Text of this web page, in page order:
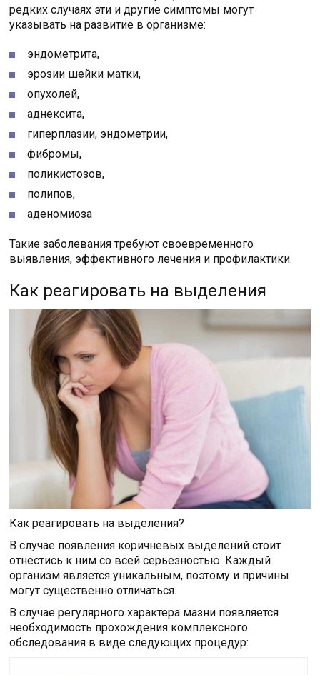
редких случаях эти и другие симптомы могут
указывать на развитие в организме:
эндометрита,
эрозии шейки матки,
опухолей,
аднексита,
гиперплазии, эндометрии,
фибромы,
поликистозов,
полипов,
аденомиоза
Такие заболевания требуют своевременного
выявления, эффективного лечения и профилактики.
Как реагировать на выделения
Как реагировать на выделения?
В случае появления коричневых выделений стоит
отнестись к ним со всей серьезностью. Каждый
организм является уникальным, поэтому и причины
могут существенно отличаться.
В случае регулярного характера мазни появляется
необходимость прохождения комплексного
обследования в виде следующих процедур: